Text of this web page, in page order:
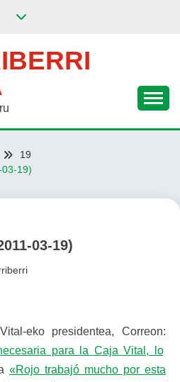
19
19)
03-19)
eko presidentea, Correon:
para la Caja Vital, lo
«Rojo trabajó mucho por esta